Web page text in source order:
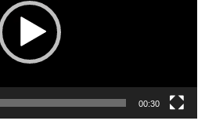
00:30